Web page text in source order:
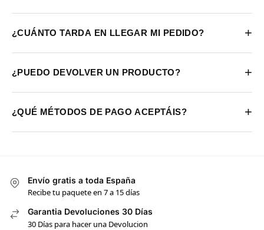
¿CUÁNTO TARDA EN LLEGAR MI PEDIDO? +
¿PUEDO DEVOLVER UN PRODUCTO? +
¿QUÉ MÉTODOS DE PAGO ACEPTÁIS? +
Envío gratis a toda España
Recibe tu paquete en 7 a 15 días
Garantia Devoluciones 30 Días
30 Días para hacer una Devolucion